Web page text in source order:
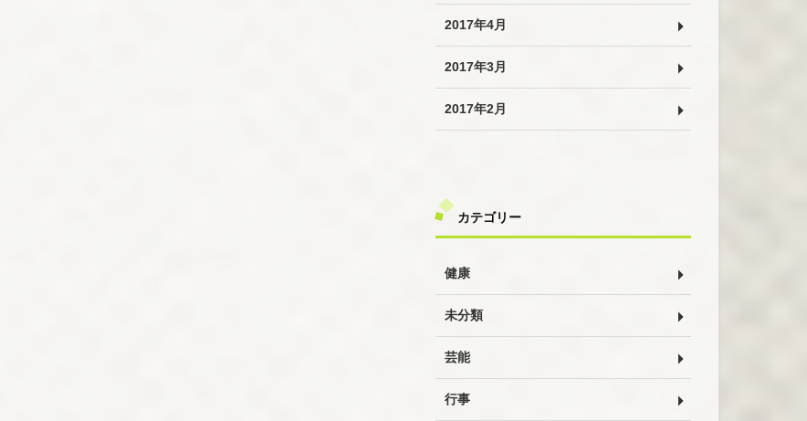
2017年4月
2017年3月
2017年2月
カテゴリー
健康
未分類
芸能
行事